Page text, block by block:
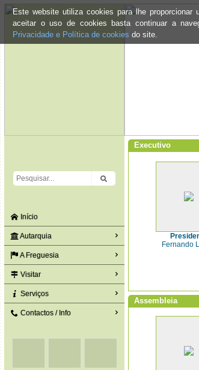
Este website utiliza cookies para lhe proporcionar
aceitar o uso de cookies basta continuar a
Privacidade e Política de cookies do site.
Início
Autarquia
A Freguesia
Visitar
Serviços
Contactos / Info
Executivo
Fernando
Assembleia